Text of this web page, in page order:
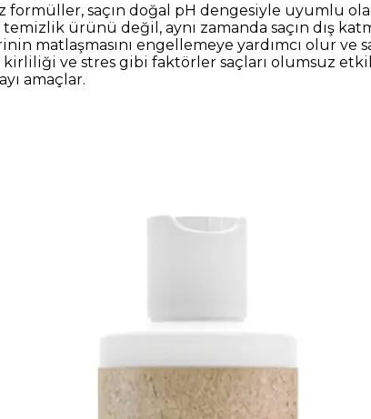
saçın doğal pH dengesiyle uyumlu
ürünü değil, aynı zamanda saçın dış
matlaşmasını engellemeye yardımcı olur ve
ve stres gibi faktörler saçları olumsuz
amaçlar.